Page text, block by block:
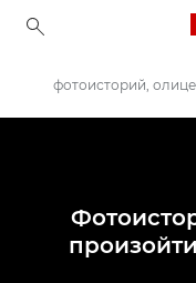
Истории